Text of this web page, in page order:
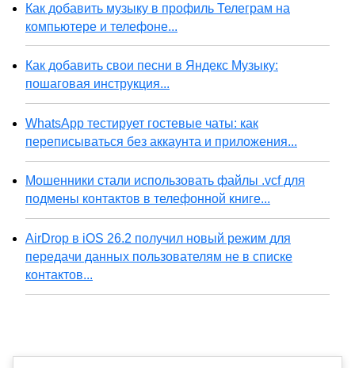
Как добавить музыку в профиль Телеграм на
компьютере и телефоне...
Как добавить свои песни в Яндекс Музыку:
пошаговая инструкция...
WhatsApp тестирует гостевые чаты: как
переписываться без аккаунта и приложения...
Мошенники стали использовать файлы .vcf для
подмены контактов в телефонной книге...
AirDrop в iOS 26.2 получил новый режим для
передачи данных пользователям не в списке
контактов...